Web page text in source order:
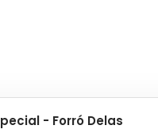
- Forró Delas